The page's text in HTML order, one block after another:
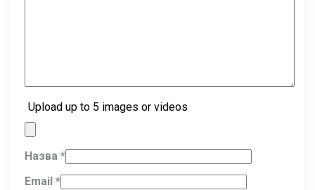
Upload up to 5 images or videos
Назва *
Email *